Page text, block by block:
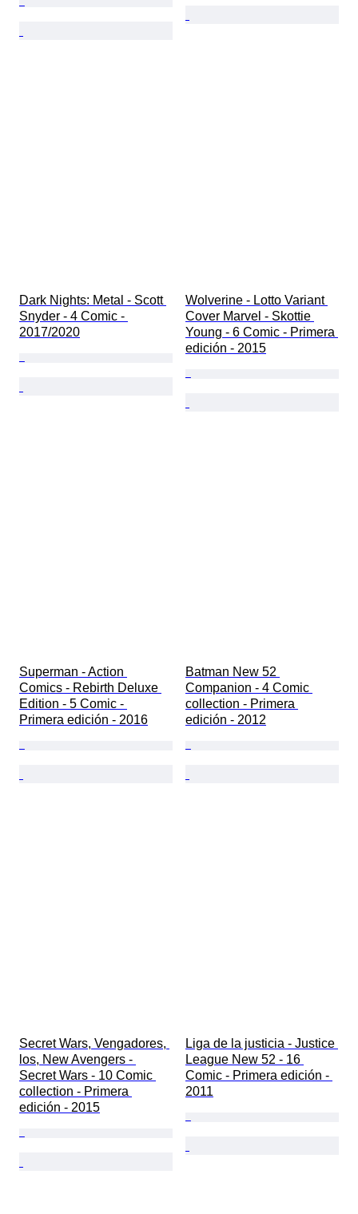
Dark Nights: Metal - Scott
Snyder - 4 Comic -
2017/2020
Wolverine - Lotto Variant
Cover Marvel - Skottie
Young - 6 Comic - Primera
edición - 2015
Superman - Action
Comics - Rebirth Deluxe
Edition - 5 Comic -
Primera edición - 2016
Batman New 52
Companion - 4 Comic
collection - Primera
edición - 2012
Secret Wars, Vengadores,
los, New Avengers -
Secret Wars - 10 Comic
collection - Primera
edición - 2015
Liga de la justicia - Justice
League New 52 - 16
Comic - Primera edición -
2011